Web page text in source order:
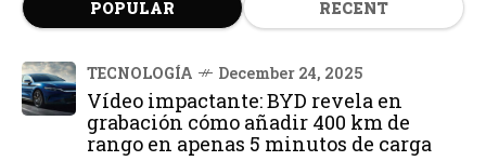
POPULAR RECENT
TECNOLOGÍA December 24, 2025
Vídeo impactante: BYD revela en
grabación cómo añadir 400 km de
rango en apenas 5 minutos de carga